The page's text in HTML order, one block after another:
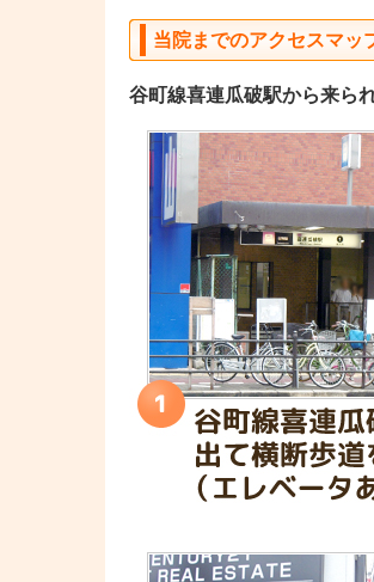
当院までのアクセスマッ
谷町線喜連瓜破駅から来ら